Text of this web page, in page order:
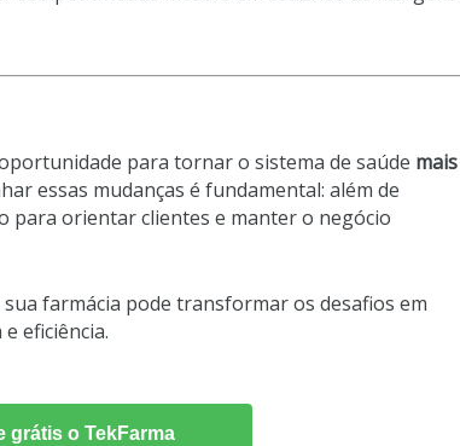
para tornar o sistema de saúde mais
essas mudanças é fundamental: além de
para orientar clientes e manter o negócio
sua farmácia pode transformar os desafios em
eficiência.
grátis o TekFarma